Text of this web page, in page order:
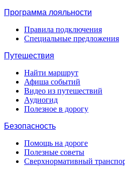
Программа лояльности
Правила подключения
Специальные предложения
Путешествия
Найти маршрут
Афиша событий
Видео из путешествий
Аудиогид
Полезное в дорогу
Безопасность
Помощь на дороге
Полезные советы
Сверхнормативный